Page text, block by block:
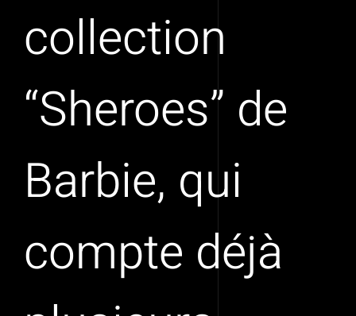
collection
“Sheroes” de
Barbie, qui
compte déjà